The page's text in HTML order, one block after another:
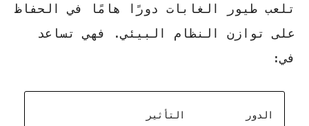
تلعب طيور الغابات دورًا هامًا في الحفاظ
على توازن النظام البيئي. فهي تساعد
في:
الدور التأثير